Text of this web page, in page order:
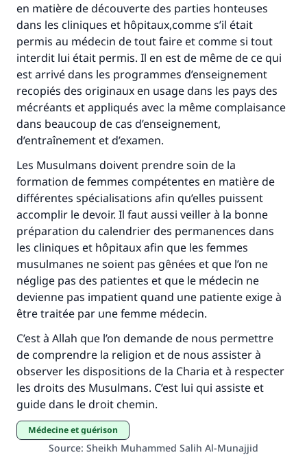
en matière de découverte des parties honteuses
dans les cliniques et hôpitaux,comme s’il était
permis au médecin de tout faire et comme si tout
interdit lui était permis. Il en est de même de ce qui
est arrivé dans les programmes d’enseignement
recopiés des originaux en usage dans les pays des
mécréants et appliqués avec la même complaisance
dans beaucoup de cas d’enseignement,
d’entraînement et d’examen.
Les Musulmans doivent prendre soin de la
formation de femmes compétentes en matière de
différentes spécialisations afin qu’elles puissent
accomplir le devoir. Il faut aussi veiller à la bonne
préparation du calendrier des permanences dans
les cliniques et hôpitaux afin que les femmes
musulmanes ne soient pas gênées et que l’on ne
néglige pas des patientes et que le médecin ne
devienne pas impatient quand une patiente exige à
être traitée par une femme médecin.
C’est à Allah que l’on demande de nous permettre
de comprendre la religion et de nous assister à
observer les dispositions de la Charia et à respecter
les droits des Musulmans. C’est lui qui assiste et
guide dans le droit chemin.
Médecine et guérison
Source: Sheikh Muhammed Salih Al-Munajjid